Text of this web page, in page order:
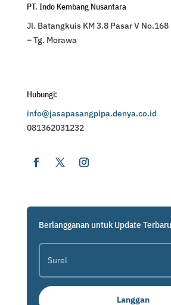
PT. Indo Kembang Nusantara
Jl. Batangkuis KM 3.8 Pasar V No.168
– Tg. Morawa
Hubungi:
info@jasapasangpipa.denya.co.id
081362031232
Berlangganan untuk Update Terbaru
Langgan